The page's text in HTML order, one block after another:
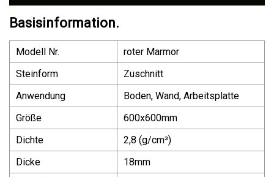
Basisinformation.
Modell Nr.
roter Marmor
Steinform
Zuschnitt
Anwendung
Boden, Wand, Arbeitsplatte
Größe
600x600mm
Dichte
2,8 (g/cm³)
Dicke
18mm